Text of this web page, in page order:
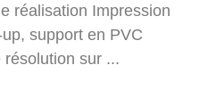
réalisation Impression
support en PVC
sur ...